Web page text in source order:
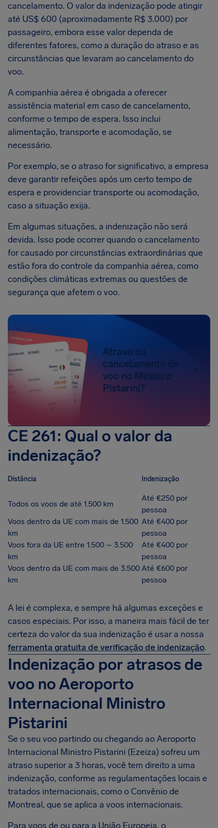
cancelamento. O valor da indenização pode atingir
até US$ 600 (aproximadamente R$ 3.000) por
passageiro, embora esse valor dependa de
diferentes fatores, como a duração do atraso e as
circunstâncias que levaram ao cancelamento do
voo.
A companhia aérea é obrigada a oferecer
assistência material em caso de cancelamento,
conforme o tempo de espera. Isso inclui
alimentação, transporte e acomodação, se
necessário.
Por exemplo, se o atraso for significativo, a empresa
deve garantir refeições após um certo tempo de
espera e providenciar transporte ou acomodação,
caso a situação exija.
Em algumas situações, a indenização não será
devida. Isso pode ocorrer quando o cancelamento
for causado por circunstâncias extraordinárias que
estão fora do controle da companhia aérea, como
condições climáticas extremas ou questões de
segurança que afetem o voo.
Atraso ou
cancelamento de
voo no Ministro
Pistarini?
CE 261: Qual o valor da
indenização?
Distância Indenização
Todos os voos de até 1.500 km
Até €250 por
pessoa
Voos dentro da UE com mais de 1.500
km
Até €400 por
pessoa
Voos fora da UE entre 1.500 – 3.500
km
Até €400 por
pessoa
Voos dentro da UE com mais de 3.500
km
Até €600 por
pessoa
A lei é complexa, e sempre há algumas exceções e
casos especiais. Por isso, a maneira mais fácil de ter
certeza do valor da sua indenização é usar a nossa
ferramenta gratuita de verificação de indenização.
Indenização por atrasos de
voo no Aeroporto
Internacional Ministro
Pistarini
Se o seu voo partindo ou chegando ao Aeroporto
Internacional Ministro Pistarini (Ezeiza) sofreu um
atraso superior a 3 horas, você tem direito a uma
indenização, conforme as regulamentações locais e
tratados internacionais, como o Convênio de
Montreal, que se aplica a voos internacionais.
Para voos de ou para a União Europeia, o